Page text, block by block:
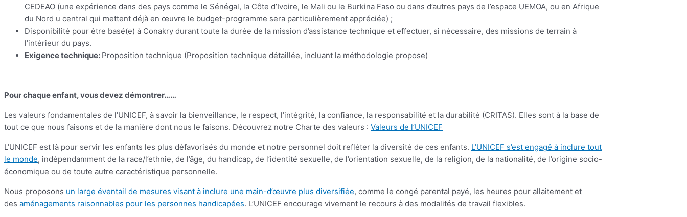
CEDEAO (une expérience dans des pays comme le Sénégal, la Côte d’Ivoire, le Mali ou le Burkina Faso ou dans d’autres pays de l’espace UEMOA, ou en Afrique
du Nord u central qui mettent déjà en œuvre le budget-programme sera particulièrement appréciée) ;
Disponibilité pour être basé(e) à Conakry durant toute la durée de la mission d’assistance technique et effectuer, si nécessaire, des missions de terrain à
l’intérieur du pays.
Exigence technique: Proposition technique (Proposition technique détaillée, incluant la méthodologie propose)
Pour chaque enfant, vous devez démontrer……
Les valeurs fondamentales de l’UNICEF, à savoir la bienveillance, le respect, l’intégrité, la confiance, la responsabilité et la durabilité (CRITAS). Elles sont à la base de
tout ce que nous faisons et de la manière dont nous le faisons. Découvrez notre Charte des valeurs : Valeurs de l’UNICEF
L’UNICEF est là pour servir les enfants les plus défavorisés du monde et notre personnel doit refléter la diversité de ces enfants. L’UNICEF s’est engagé à inclure tout
le monde, indépendamment de la race/l’ethnie, de l’âge, du handicap, de l’identité sexuelle, de l’orientation sexuelle, de la religion, de la nationalité, de l’origine socio-
économique ou de toute autre caractéristique personnelle.
Nous proposons un large éventail de mesures visant à inclure une main-d’œuvre plus diversifiée, comme le congé parental payé, les heures pour allaitement et
des aménagements raisonnables pour les personnes handicapées. L’UNICEF encourage vivement le recours à des modalités de travail flexibles.